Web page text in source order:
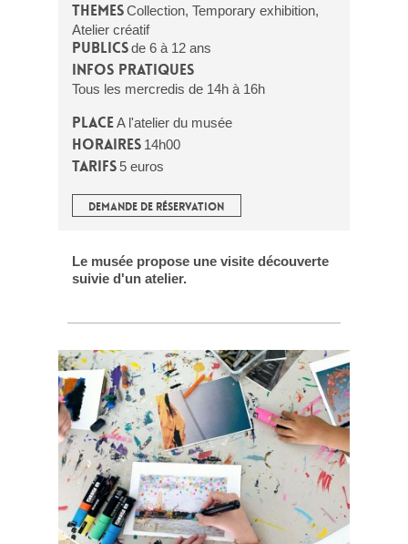
ThemesCollection, Temporary exhibition,
Atelier créatif
Publicsde 6 à 12 ans
Infos pratiques
Tous les mercredis de 14h à 16h
PlaceA l'atelier du musée
Horaires 14h00
Tarifs 5 euros
DEMANDE DE RÉSERVATION
Le musée propose une visite découverte
suivie d'un atelier.